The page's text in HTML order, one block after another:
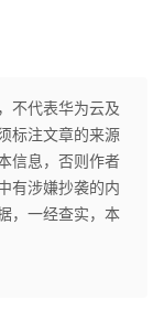
不代表华为云及
标注文章的来源
信息，否则作者
有涉嫌抄袭的内
，一经查实，本